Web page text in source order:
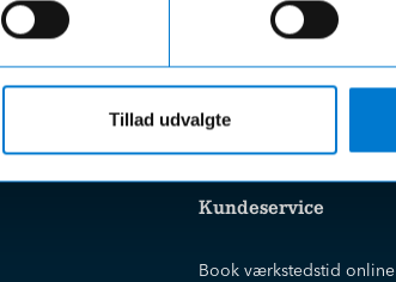
Tillad udvalgte
Kundeservice
Book værkstedstid online